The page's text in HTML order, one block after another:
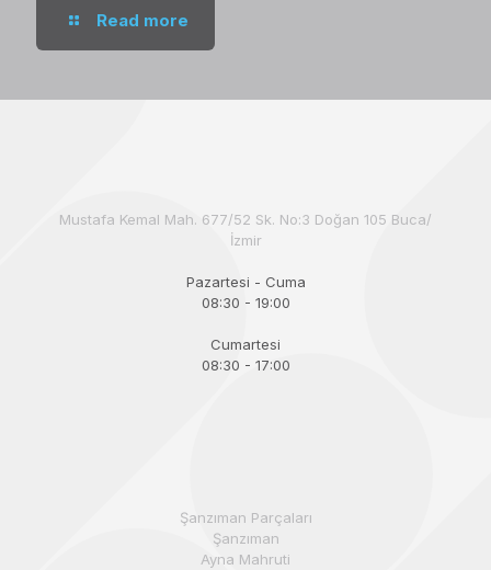
Read more
Mustafa Kemal Mah. 677/52 Sk. No:3 Doğan 105 Buca/
İzmir
Pazartesi - Cuma
08:30 - 19:00
Cumartesi
08:30 - 17:00
Şanzıman Parçaları
Şanzıman
Ayna Mahruti